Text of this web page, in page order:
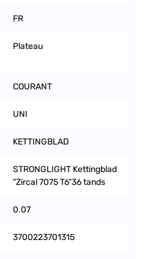
FR
Plateau
COURANT
UNI
KETTINGBLAD
STRONGLIGHT Kettingblad
"Zircal 7075 T6"36 tands
0.07
3700223701315